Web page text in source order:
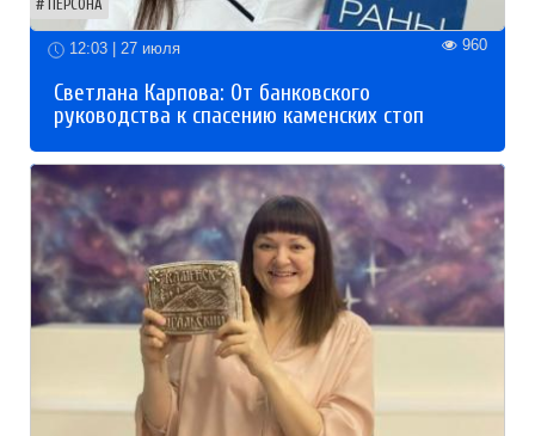
ПЕРСОНА
12:03 | 27 июля 960
Светлана Карпова: От банковского
руководства к спасению каменских стоп